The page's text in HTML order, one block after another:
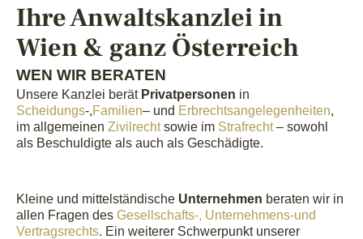
Ihre Anwaltskanzlei in
Wien & ganz Österreich
WEN WIR BERATEN
Unsere Kanzlei berät Privatpersonen in
Scheidungs-,Familien– und Erbrechtsangelegenheiten,
im allgemeinen Zivilrechtsowie im Strafrecht– sowohl
als Beschuldigte als auch als Geschädigte.
Kleine und mittelständische Unternehmen beraten wir in
allen Fragen des Gesellschafts-, Unternehmens-und
Vertragsrechts. Ein weiterer Schwerpunkt unserer